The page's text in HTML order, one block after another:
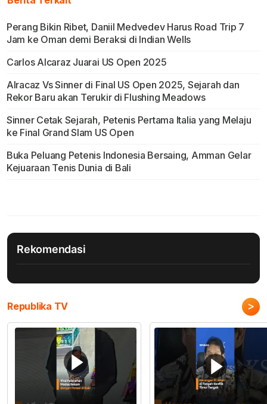
Perang Bikin Ribet, Daniil Medvedev Harus Road Trip 7
Jam ke Oman demi Beraksi di Indian Wells
Carlos Alcaraz Juarai US Open 2025
Alracaz Vs Sinner di Final US Open 2025, Sejarah dan
Rekor Baru akan Terukir di Flushing Meadows
Sinner Cetak Sejarah, Petenis Pertama Italia yang Melaju
ke Final Grand Slam US Open
Buka Peluang Petenis Indonesia Bersaing, Amman Gelar
Kejuaraan Tenis Dunia di Bali
Rekomendasi
Republika TV >